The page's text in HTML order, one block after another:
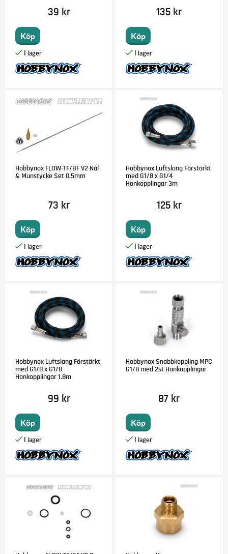
39 kr
Köp
135 kr
Köp
Hobbynox FLOW-TF/BF V2 Nål
& Munstycke Set 0.5mm
73 kr
Köp
Hobbynox Luftslang Förstärkt
med G1/8 x G1/4
Honkopplingar 3m
125 kr
Köp
Hobbynox Luftslang Förstärkt
med G1/8 x G1/8
Honkopplingar 1.8m
99 kr
Köp
Hobbynox Snabbkoppling MPC
G1/8 med 2st Hankopplingar
87 kr
Köp